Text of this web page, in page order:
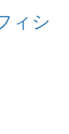
ィシ